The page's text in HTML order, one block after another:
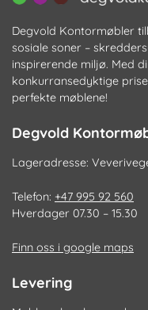
Degvold Kontormøbler
sosiale soner –
inspirerende miljø. Med
konkurransedyktige
perfekte møblene!
Degvold
Lageradresse:
Telefon: +47 995 92 560
Hverdager 07.30 – 15.30
Finn oss i google maps
Levering